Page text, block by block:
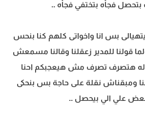
بتحصل فجأه بتختفي فجأه ..
بس انا واخواتى كلهم كنا بنحس
قولنا للمدير زعقلنا وقالنا مسمعش
واله هتصرف تصرف مش هيعجبكم احنا
ومبقناش نقلة على حاجة بس بنحكى
علي الي بيحصل ..